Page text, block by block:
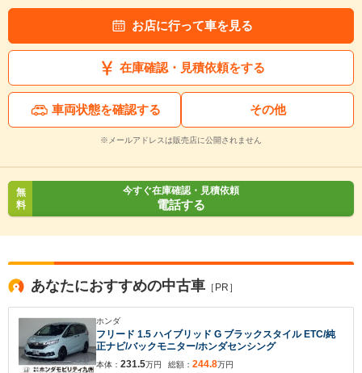
お店に行って車を見る
在庫確認・見積依頼をする
車両状態を確認する その他
※メールアドレスは販売店に公開されません
無
料
今すぐ在庫確認・見積依頼
電話する
あなたにおすすめの中古車 ［PR］
ホンダ
フリード 1.5 ハイブリッド G ブラックスタイル ETC/純
正ナビ/バックモニター/ホンダセンシング
本体： 231.5万円
総額： 244.8万円
入力途中の情報を保存しますか？
いいえ